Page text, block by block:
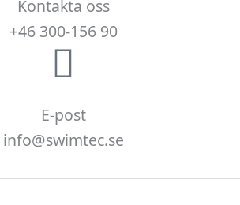
Kontakta oss
+46 300-156 90
E-post
info@swimtec.se